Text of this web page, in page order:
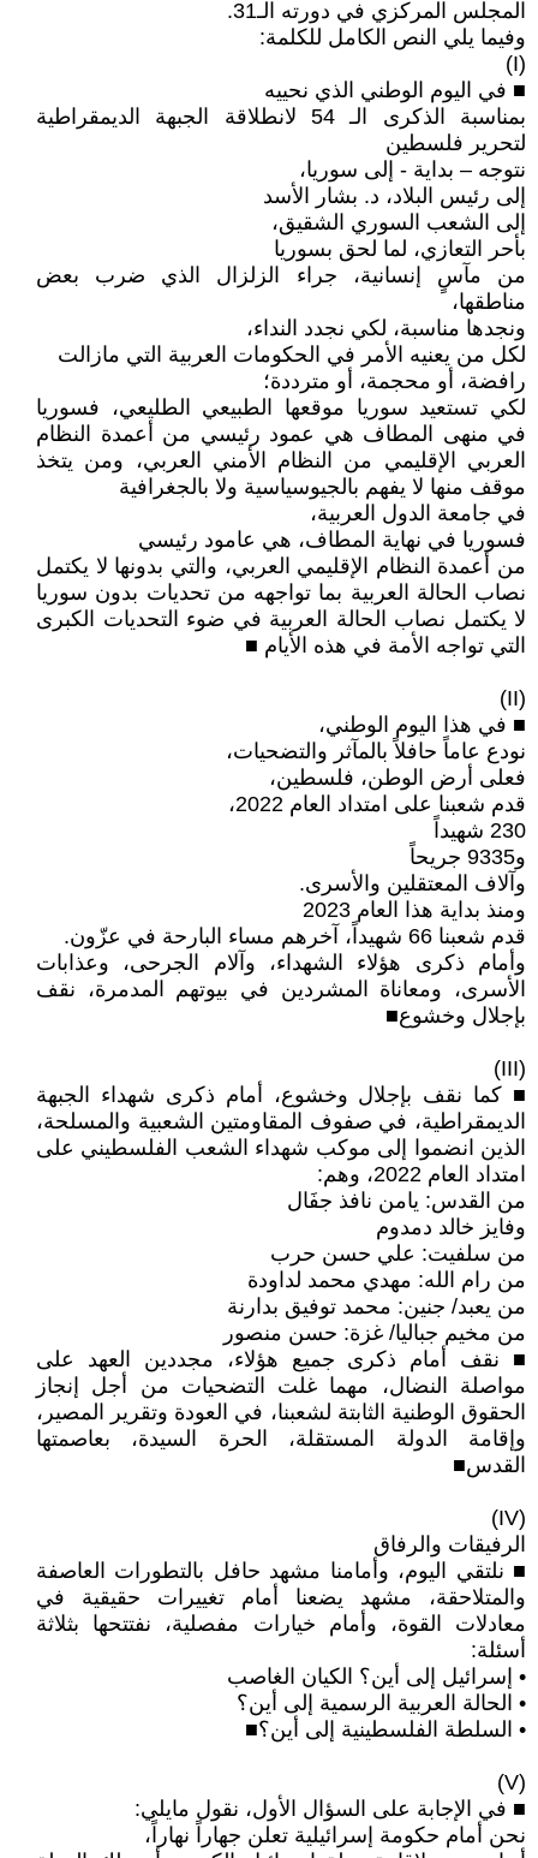
المجلس المركزي في دورته الـ31.
وفيما يلي النص الكامل للكلمة:
(I)
■ في اليوم الوطني الذي نحييه
بمناسبة الذكرى الـ 54 لانطلاقة الجبهة الديمقراطية
لتحرير فلسطين
نتوجه – بداية - إلى سوريا،
إلى رئيس البلاد، د. بشار الأسد
إلى الشعب السوري الشقيق،
بأحر التعازي، لما لحق بسوريا
من مآسٍ إنسانية، جراء الزلزال الذي ضرب بعض
مناطقها،
ونجدها مناسبة، لكي نجدد النداء،
لكل من يعنيه الأمر في الحكومات العربية التي مازالت
رافضة، أو محجمة، أو مترددة؛
لكي تستعيد سوريا موقعها الطبيعي الطليعي، فسوريا
في منهى المطاف هي عمود رئيسي من أعمدة النظام
العربي الإقليمي من النظام الأمني العربي، ومن يتخذ
موقف منها لا يفهم بالجيوسياسية ولا بالجغرافية
في جامعة الدول العربية،
فسوريا في نهاية المطاف، هي عامود رئيسي
من أعمدة النظام الإقليمي العربي، والتي بدونها لا يكتمل
نصاب الحالة العربية بما تواجهه من تحديات بدون سوريا
لا يكتمل نصاب الحالة العربية في ضوء التحديات الكبرى
التي تواجه الأمة في هذه الأيام ■
(II)
■ في هذا اليوم الوطني،
نودع عاماً حافلاً بالمآثر والتضحيات،
فعلى أرض الوطن، فلسطين،
قدم شعبنا على امتداد العام 2022،
230 شهيداً
و9335 جريحاً
وآلاف المعتقلين والأسرى.
ومنذ بداية هذا العام 2023
قدم شعبنا 66 شهيداً، آخرهم مساء البارحة في عزّون.
وأمام ذكرى هؤلاء الشهداء، وآلام الجرحى، وعذابات
الأسرى، ومعاناة المشردين في بيوتهم المدمرة، نقف
بإجلال وخشوع■
(III)
■ كما نقف بإجلال وخشوع، أمام ذكرى شهداء الجبهة
الديمقراطية، في صفوف المقاومتين الشعبية والمسلحة،
الذين انضموا إلى موكب شهداء الشعب الفلسطيني على
امتداد العام 2022، وهم:
من القدس: يامن نافذ جفَال
وفايز خالد دمدوم
من سلفيت: علي حسن حرب
من رام الله: مهدي محمد لداودة
من يعبد/ جنين: محمد توفيق بدارنة
من مخيم جباليا/ غزة: حسن منصور
■ نقف أمام ذكرى جميع هؤلاء، مجددين العهد على
مواصلة النضال، مهما غلت التضحيات من أجل إنجاز
الحقوق الوطنية الثابتة لشعبنا، في العودة وتقرير المصير،
وإقامة الدولة المستقلة، الحرة السيدة، بعاصمتها
القدس■
(IV)
الرفيقات والرفاق
■ نلتقي اليوم، وأمامنا مشهد حافل بالتطورات العاصفة
والمتلاحقة، مشهد يضعنا أمام تغييرات حقيقية في
معادلات القوة، وأمام خيارات مفصلية، نفتتحها بثلاثة
أسئلة:
• إسرائيل إلى أين؟ الكيان الغاصب
• الحالة العربية الرسمية إلى أين؟
• السلطة الفلسطينية إلى أين؟■
(V)
■ في الإجابة على السؤال الأول، نقول مايلي:
نحن أمام حكومة إسرائيلية تعلن جهاراً نهاراً،